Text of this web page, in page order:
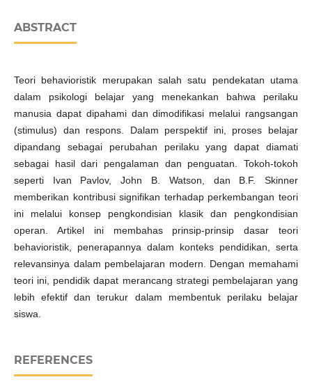
ABSTRACT
Teori behavioristik merupakan salah satu pendekatan utama
dalam psikologi belajar yang menekankan bahwa perilaku
manusia dapat dipahami dan dimodifikasi melalui rangsangan
(stimulus) dan respons. Dalam perspektif ini, proses belajar
dipandang sebagai perubahan perilaku yang dapat diamati
sebagai hasil dari pengalaman dan penguatan. Tokoh-tokoh
seperti Ivan Pavlov, John B. Watson, dan B.F. Skinner
memberikan kontribusi signifikan terhadap perkembangan teori
ini melalui konsep pengkondisian klasik dan pengkondisian
operan. Artikel ini membahas prinsip-prinsip dasar teori
behavioristik, penerapannya dalam konteks pendidikan, serta
relevansinya dalam pembelajaran modern. Dengan memahami
teori ini, pendidik dapat merancang strategi pembelajaran yang
lebih efektif dan terukur dalam membentuk perilaku belajar
siswa.
REFERENCES